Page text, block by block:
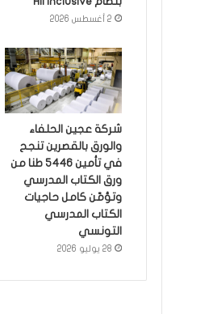
2 أغسطس 2026
شركة عجين الحلفاء
والورق بالقصرين تنجح
في تأمين 5446 طنا من
ورق الكتاب المدرسي
وتؤمّن كامل حاجيات
الكتاب المدرسي
التونسي
28 يوليو 2026